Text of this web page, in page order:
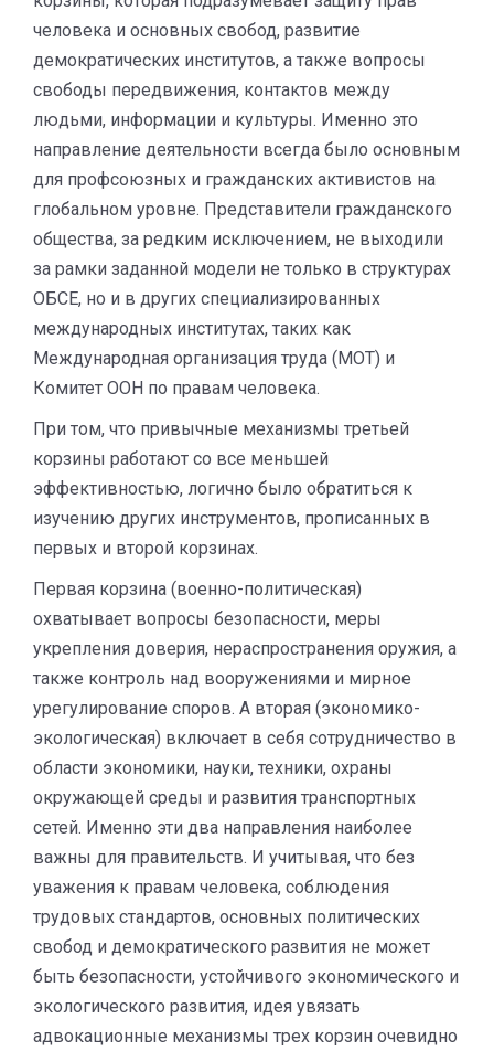
человека и основных свобод, развитие
демократических институтов, а также вопросы
свободы передвижения, контактов между
людьми, информации и культуры. Именно это
направление деятельности всегда было основным
для профсоюзных и гражданских активистов на
глобальном уровне. Представители гражданского
общества, за редким исключением, не выходили
за рамки заданной модели не только в структурах
ОБСЕ, но и в других специализированных
международных институтах, таких как
Международная организация труда (МОТ) и
Комитет ООН по правам человека.
При том, что привычные механизмы третьей
корзины работают со все меньшей
эффективностью, логично было обратиться к
изучению других инструментов, прописанных в
первых и второй корзинах.
Первая корзина (военно-политическая)
охватывает вопросы безопасности, меры
укрепления доверия, нераспространения оружия, а
также контроль над вооружениями и мирное
урегулирование споров. А вторая (экономико-
экологическая) включает в себя сотрудничество в
области экономики, науки, техники, охраны
окружающей среды и развития транспортных
сетей. Именно эти два направления наиболее
важны для правительств. И учитывая, что без
уважения к правам человека, соблюдения
трудовых стандартов, основных политических
свобод и демократического развития не может
быть безопасности, устойчивого экономического и
экологического развития, идея увязать
адвокационные механизмы трех корзин очевидно